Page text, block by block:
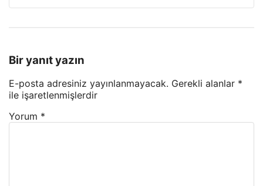
Bir yanıt yazın
E-posta adresiniz yayınlanmayacak. Gerekli alanlar *
ile işaretlenmişlerdir
Yorum *